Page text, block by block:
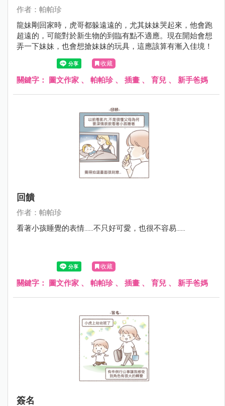
作者：帕帕珍
龍妹剛回家時，虎哥都躲遠遠的，尤其妹妹哭起來，他會跑
超遠的，可能對於新生物的到臨有點不適應。現在開始會想
弄一下妹妹，也會想搶妹妹的玩具，這應該算有漸入佳境！
收藏
關鍵字： 圖文作家 、 帕帕珍、 插畫 、 育兒 、 新手爸媽
回饋
作者：帕帕珍
看著小孩睡覺的表情......不只好可愛，也很不容易......
收藏
關鍵字： 圖文作家 、 帕帕珍、 插畫 、 育兒 、 新手爸媽
簽名